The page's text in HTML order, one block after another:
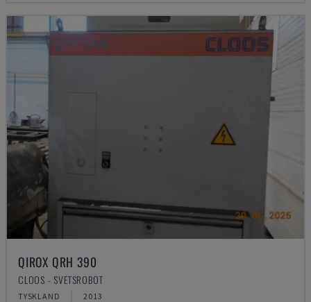
QIROX QRH 390
CLOOS - SVETSROBOT
TYSKLAND 2013